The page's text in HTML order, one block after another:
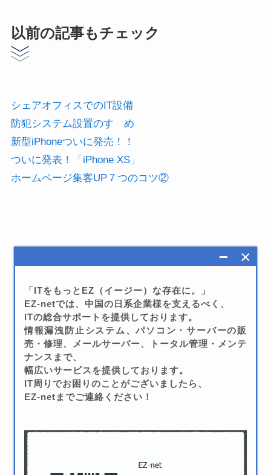
以前の記事もチェック
シェアオフィスでのIT設備
防犯システム設置のすゝめ
新型iPhoneついに発売！！
ついに発表！「iPhone XS」
ホームページ集客UP７つのコツ②
×
「ITをもっとEZ（イージー）な存在に。」
EZ-netでは、中国の日系企業様を支えるべく、
ITの総合サポートを提供しております。
情報漏洩防止システム、パソコン・サーバーの販
売・修理、メールサーバー、トータル管理・メンテ
ナンスまで、
幅広いサービスを提供しております。
IT周りでお困りのことがございましたら、
EZ-netまでご連絡ください！